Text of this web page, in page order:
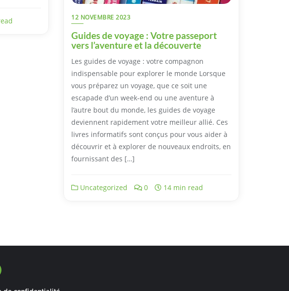
12 NOVEMBRE 2023
Guides de voyage : Votre passeport
vers l’aventure et la découverte
Les guides de voyage : votre compagnon
indispensable pour explorer le monde Lorsque
vous préparez un voyage, que ce soit une
escapade d’un week-end ou une aventure à
l’autre bout du monde, les guides de voyage
deviennent rapidement votre meilleur allié. Ces
livres informatifs sont conçus pour vous aider à
découvrir et à explorer de nouveaux endroits, en
fournissant des […]
Uncategorized 0 14 min read